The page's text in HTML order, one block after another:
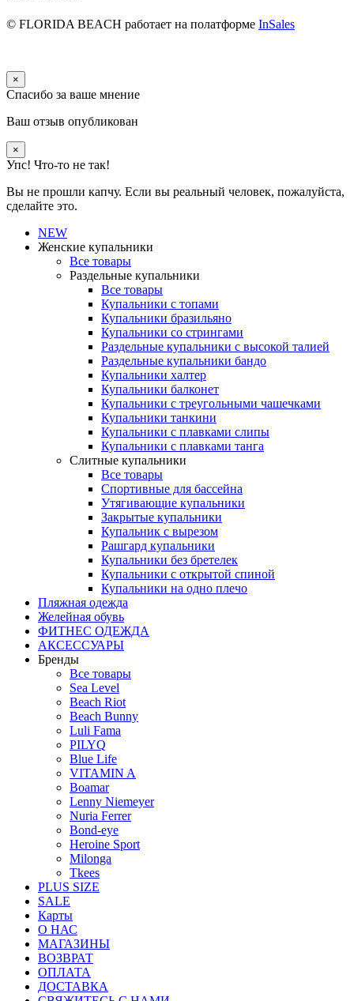
© FLORIDA BEACH работает на полатформе InSales
×
Спасибо за ваше мнение
Ваш отзыв опубликован
×
Упс! Что-то не так!
Вы не прошли капчу. Если вы реальный человек, пожалуйста,
сделайте это.
NEW
Женские купальники
Все товары
Раздельные купальники
Все товары
Купальники с топами
Купальники бразильяно
Купальники со стрингами
Раздельные купальники с высокой талией
Раздельные купальники бандо
Купальники халтер
Купальники балконет
Купальники с треугольными чашечками
Купальники танкини
Купальники с плавками слипы
Купальники с плавками танга
Слитные купальники
Все товары
Спортивные для бассейна
Утягивающие купальники
Закрытые купальники
Купальник с вырезом
Рашгард купальники
Купальники без бретелек
Купальники с открытой спиной
Купальники на одно плечо
Пляжная одежда
Желейная обувь
ФИТНЕС ОДЕЖДА
АКСЕССУАРЫ
Бренды
Все товары
Sea Level
Beach Riot
Beach Bunny
Luli Fama
PILYQ
Blue Life
VITAMIN A
Boamar
Lenny Niemeyer
Nuria Ferrer
Bond-eye
Heroine Sport
Milonga
Tkees
PLUS SIZE
SALE
Карты
О НАС
МАГАЗИНЫ
ВОЗВРАТ
ОПЛАТА
ДОСТАВКА